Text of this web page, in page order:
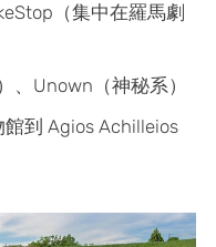
（集中在羅馬劇
、Unown（神秘系）
到 Agios Achilleios